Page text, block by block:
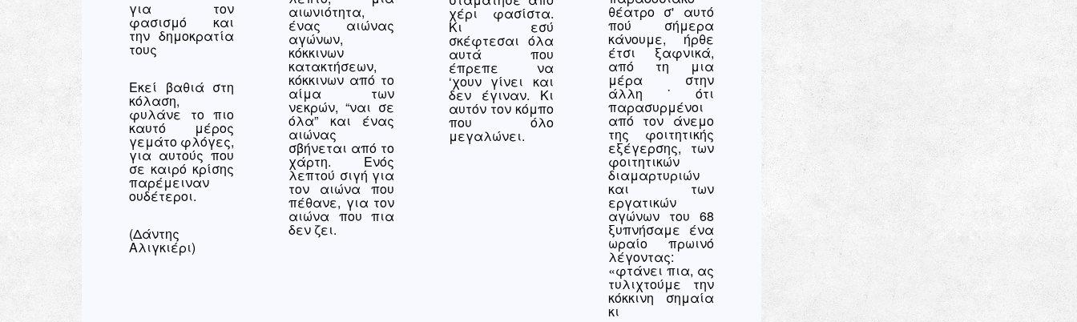
για τον
φασισμό και
την δημοκρατία
τους
Εκεί βαθιά στη
κόλαση,
φυλάνε το πιο
καυτό μέρος
γεμάτο φλόγες,
για αυτούς που
σε καιρό κρίσης
παρέμειναν
ουδέτεροι.
(Δάντης
Αλιγκιέρι)
αιωνιότητα,
ένας αιώνας
αγώνων,
κόκκινων
κατακτήσεων,
κόκκινων από το
αίμα των
νεκρών, “ναι σε
όλα” και ένας
αιώνας
σβήνεται από το
χάρτη. Ενός
λεπτού σιγή για
τον αιώνα που
πέθανε, για τον
αιώνα που πια
δεν ζει.
χέρι φασίστα.
Κι εσύ
σκέφτεσαι όλα
αυτά που
έπρεπε να
‘χουν γίνει και
δεν έγιναν. Κι
αυτόν τον κόμπο
που όλο
μεγαλώνει.
θέατρο σ' αυτό
πού σήμερα
κάνουμε, ήρθε
έτσι ξαφνικά,
από τη μια
μέρα στην
άλλη˙ότι
παρασυρμένοι
από τον άνεμο
της φοιτητικής
εξέγερσης, των
φοιτητικών
διαμαρτυριών
και των
εργατικών
αγώνων του 68
ξυπνή­σαμε ένα
ωραίο πρωινό
λέγοντας:
«φτάνει πια, ας
τυλι­χτούμε την
κόκκινη σημαία
κι